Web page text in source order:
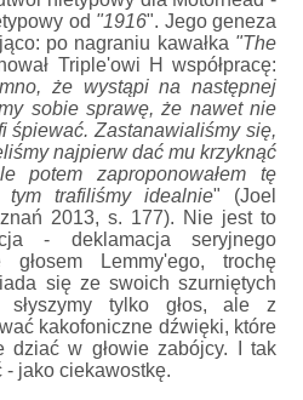
od "1916". Jego geneza
po nagraniu kawałka "The
Triple'owi H współpracę:
że wystąpi na następnej
sobie sprawę, że nawet nie
śpiewać. Zastanawialiśmy się,
najpierw dać mu krzyknąć
potem zaproponowałem tę
trafiliśmy idealnie" (Joel
2013, s. 177). Nie jest to
- deklamacja seryjnego
głosem Lemmy'ego, trochę
się ze swoich szurniętych
słyszymy tylko głos, ale z
kakofoniczne dźwięki, które
dziać w głowie zabójcy. I tak
- jako ciekawostkę.